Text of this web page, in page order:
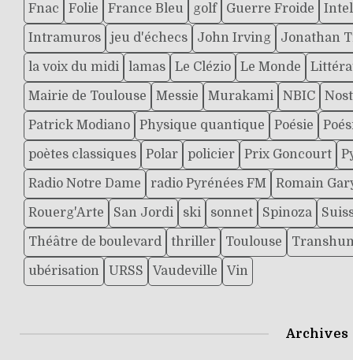
Fnac Folie France Bleu golf Guerre Froide
Intramuros jeu d'échecs John Irving Jonathan
la voix du midi lamas Le Clézio Le Monde
Mairie de Toulouse Messie Murakami NBIC
Patrick Modiano Physique quantique Poésie
poètes classiques Polar policier Prix Goncourt
Radio Notre Dame radio Pyrénées FM Romain
Rouerg'Arte San Jordi ski sonnet Spinoza
Théâtre de boulevard thriller Toulouse
ubérisation URSS Vaudeville Vin
Archives